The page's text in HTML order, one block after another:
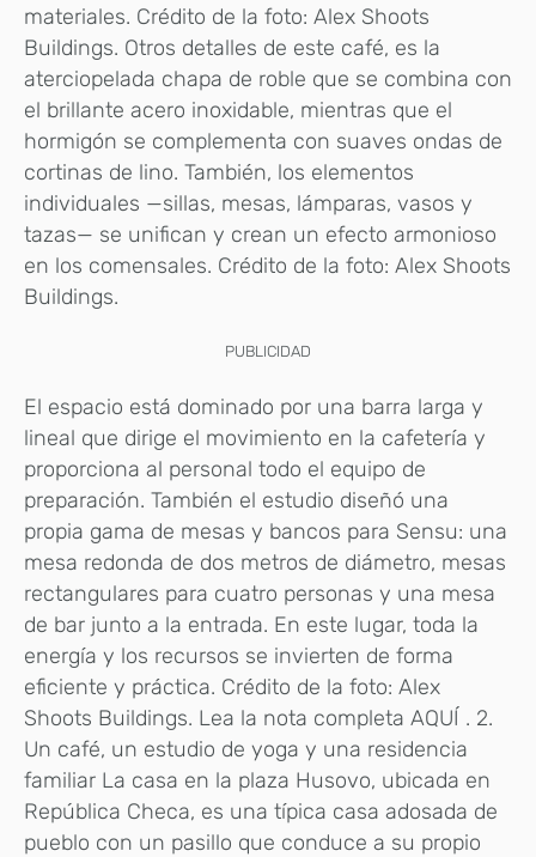
materiales. Crédito de la foto: Alex Shoots
Buildings. Otros detalles de este café, es la
aterciopelada chapa de roble que se combina con
el brillante acero inoxidable, mientras que el
hormigón se complementa con suaves ondas de
cortinas de lino. También, los elementos
individuales —sillas, mesas, lámparas, vasos y
tazas— se unifican y crean un efecto armonioso
en los comensales. Crédito de la foto: Alex Shoots
Buildings.
PUBLICIDAD
El espacio está dominado por una barra larga y
lineal que dirige el movimiento en la cafetería y
proporciona al personal todo el equipo de
preparación. También el estudio diseñó una
propia gama de mesas y bancos para Sensu: una
mesa redonda de dos metros de diámetro, mesas
rectangulares para cuatro personas y una mesa
de bar junto a la entrada. En este lugar, toda la
energía y los recursos se invierten de forma
eficiente y práctica. Crédito de la foto: Alex
Shoots Buildings. Lea la nota completa AQUÍ . 2.
Un café, un estudio de yoga y una residencia
familiar La casa en la plaza Husovo, ubicada en
República Checa, es una típica casa adosada de
pueblo con un pasillo que conduce a su propio